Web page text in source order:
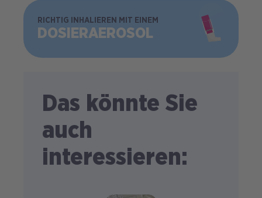
BILD
RICHTIG INHALIEREN MIT EINEM
DOSIER­AEROSOL
Das könnte Sie
auch
interessieren: